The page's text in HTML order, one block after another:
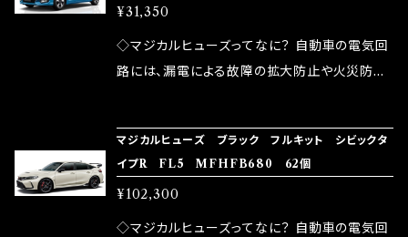
品化を果たしております。
果・接触抵抗低減効果により、このような効果を
発揮します。 ・アクセルレスポンスの向上 ・アイ
ドリング安定化（静粛性UP） ・ターボ車のターボ
など、これらの効果は、タウンユースだけでなく、
モータースポーツシーンでの実証実験の上、 製
品化を果たしております。
ます。 1.溶接回路であるため、配線と比較し抵抗
が大きい。 2.金属部分が露出している為、空気
中に漏電してしまう。 3.金属プレートが接触する
ズが、マジカルヒューズになります。 ◇マジカル
ヒューズの効果 マジカルヒューズは放電防止効
果・接触抵抗低減効果により、このような効果を
発揮します。 ・アクセルレスポンスの向上 ・アイ
¥31,350
◇マジカルヒューズってなに？ 自動車の電気回
路には、漏電による故障の拡大防止や火災防止
路として、各回路への電力供給を行っています。
しかし、ヒューズには拭い去れない欠点があり
ます。 1.溶接回路であるため、配線と比較し抵抗
が大きい。 2.金属部分が露出している為、空気
マジカルヒューズ ブラック フルキット シビックタ
イプR FL5 MFHFB680 62個
¥102,300
◇マジカルヒューズってなに？ 自動車の電気回